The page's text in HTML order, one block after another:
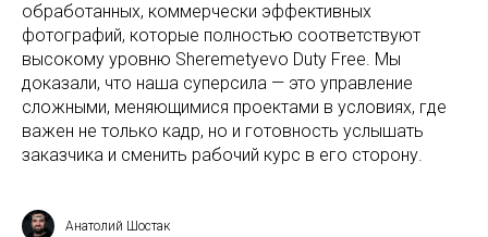
обработанных, коммерчески эффективных
фотографий, которые полностью соответствуют
высокому уровню Sheremetyevo Duty Free. Мы
доказали, что наша суперсила — это управление
сложными, меняющимися проектами в условиях, где
важен не только кадр, но и готовность услышать
заказчика и сменить рабочий курс в его сторону.
Анатолий Шостак